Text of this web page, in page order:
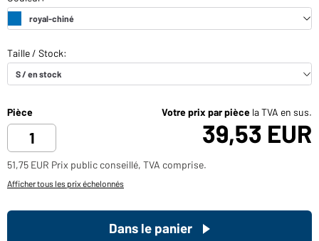
Pièce Votre prix par pièce la TVA en sus.
39,53 EUR
51,75 EUR Prix public conseillé, TVA comprise.
Afficher tous les prix échelonnés
Dans le panier